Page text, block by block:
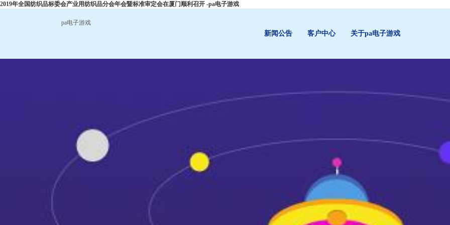
2019年全国纺织品标委会产业用纺织品分会年会暨标准审定会在厦门顺利召开 -pa电子游戏
pa电子游戏
新闻公告 客户中心 关于pa电子游戏